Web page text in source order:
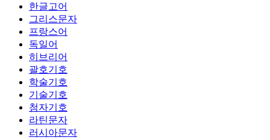
한글고어
그리스문자
프랑스어
독일어
히브리어
괄호기호
학술기호
기술기호
첨자기호
라틴문자
러시아문자